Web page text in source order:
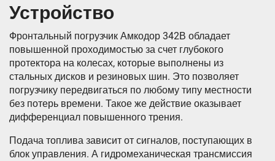
Устройство
Фронтальный погрузчик Амкодор 342В обладает
повышенной проходимостью за счет глубокого
протектора на колесах, которые выполнены из
стальных дисков и резиновых шин. Это позволяет
погрузчику передвигаться по любому типу местности
без потерь времени. Такое же действие оказывает
дифференциал повышенного трения.
Подача топлива зависит от сигналов, поступающих в
блок управления. А гидромеханическая трансмиссия